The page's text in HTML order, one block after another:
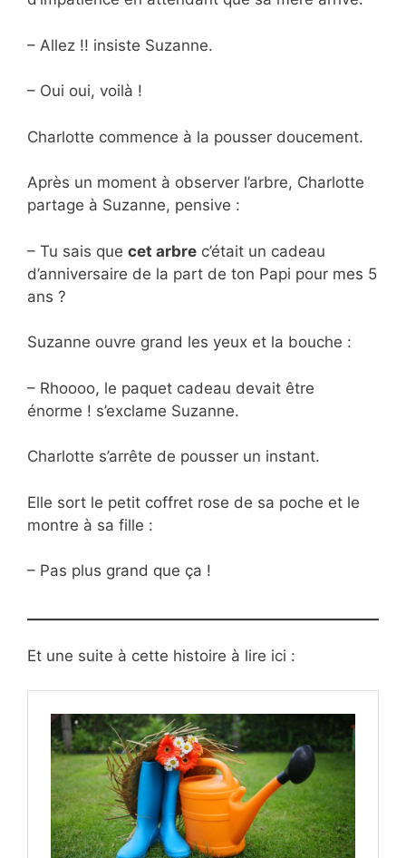
– Allez !! insiste Suzanne.
– Oui oui, voilà !
Charlotte commence à la pousser doucement.
Après un moment à observer l’arbre, Charlotte
partage à Suzanne, pensive :
– Tu sais que cet arbre c’était un cadeau
d’anniversaire de la part de ton Papi pour mes 5
ans ?
Suzanne ouvre grand les yeux et la bouche :
– Rhoooo, le paquet cadeau devait être
énorme ! s’exclame Suzanne.
Charlotte s’arrête de pousser un instant.
Elle sort le petit coffret rose de sa poche et le
montre à sa fille :
– Pas plus grand que ça !
Et une suite à cette histoire à lire ici :